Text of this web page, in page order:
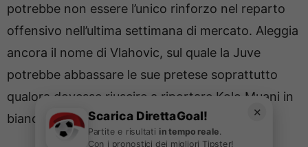
potrebbe non essere l’unico rinforzo nel reparto
offensivo nell’ultima settimana di mercato. Aleggia
ancora il nome di Vlahovic, sul quale la Juve
potrebbe abbassare le sue pretese soprattutto
qualora dovesse riuscire a riportare Kolo Muani in
bianconero.
✕
Scarica DirettaGoal!
Partite e risultati in tempo reale.
Con i pronostici dei migliori Tipster!